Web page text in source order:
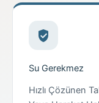
Su Gerekmez
Hızlı Çözünen